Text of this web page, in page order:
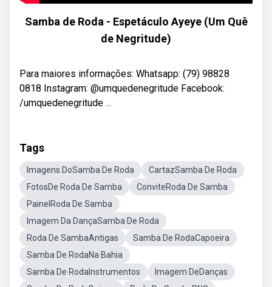
Samba de Roda - Espetáculo Ayeye (Um Quê
de Negritude)
Para maiores informações: Whatsapp: (79) 98828
0818 Instagram: @umquedenegritude Facebook:
/umquedenegritude ...
Tags
Imagens DoSamba De Roda
CartazSamba De Roda
FotosDe Roda De Samba
ConviteRoda De Samba
PainelRoda De Samba
Imagem Da DançaSamba De Roda
Roda De SambaAntigas
Samba De RodaCapoeira
Samba De RodaNa Bahia
Samba De RodaInstrumentos
Imagem DeDanças